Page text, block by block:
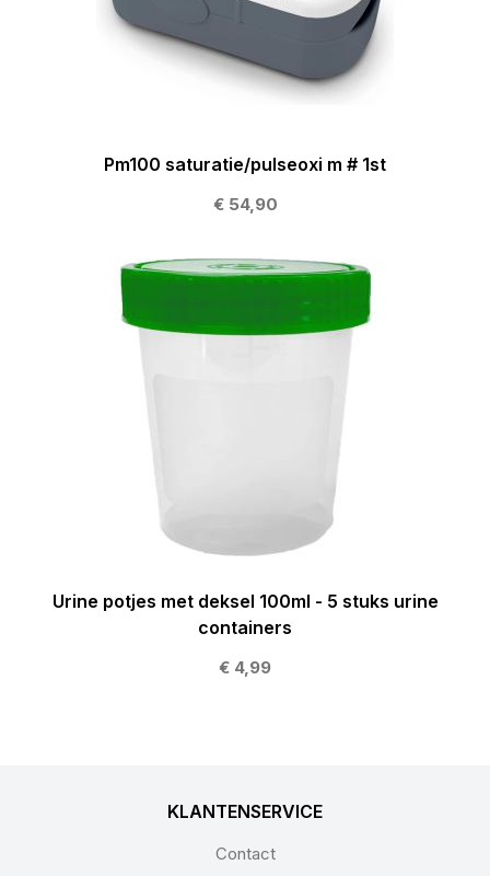
Pm100 saturatie/pulseoxi m # 1st
€ 54,90
Urine potjes met deksel 100ml - 5 stuks urine
containers
€ 4,99
KLANTENSERVICE
Contact